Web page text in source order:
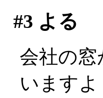
#3 よる
会社の
いますよ